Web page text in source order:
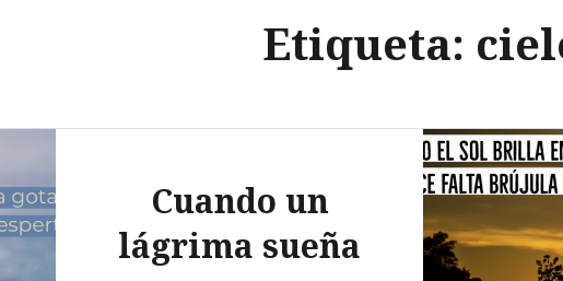
Etiqueta:
Cuando un
lágrima sueña